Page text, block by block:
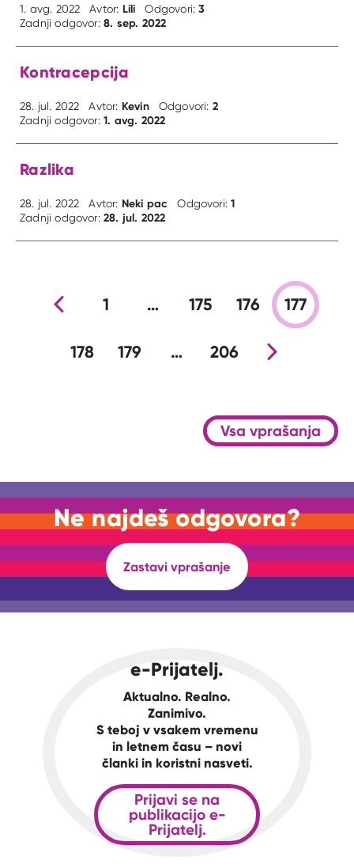
1. avg. 2022 Avtor: Lili Odgovori:3
Zadnji odgovor:8. sep. 2022
Kontracepcija
28. jul. 2022 Avtor: Kevin Odgovori: 2
Zadnji odgovor:1. avg. 2022
Razlika
28. jul. 2022 Avtor: Neki pac Odgovori:1
Zadnji odgovor:28. jul. 2022
Prejšnja stran
1 … 175 176 177
178 179 … 206Nova stran
Vsa vprašanja
Ne najdeš odgovora?
Zastavi vprašanje
e-Prijatelj.
Aktualno. Realno.
Zanimivo.
S teboj v vsakem vremenu
in letnem času – novi
članki in koristni nasveti.
Prijavi se na
publikacijo e-
Prijatelj.